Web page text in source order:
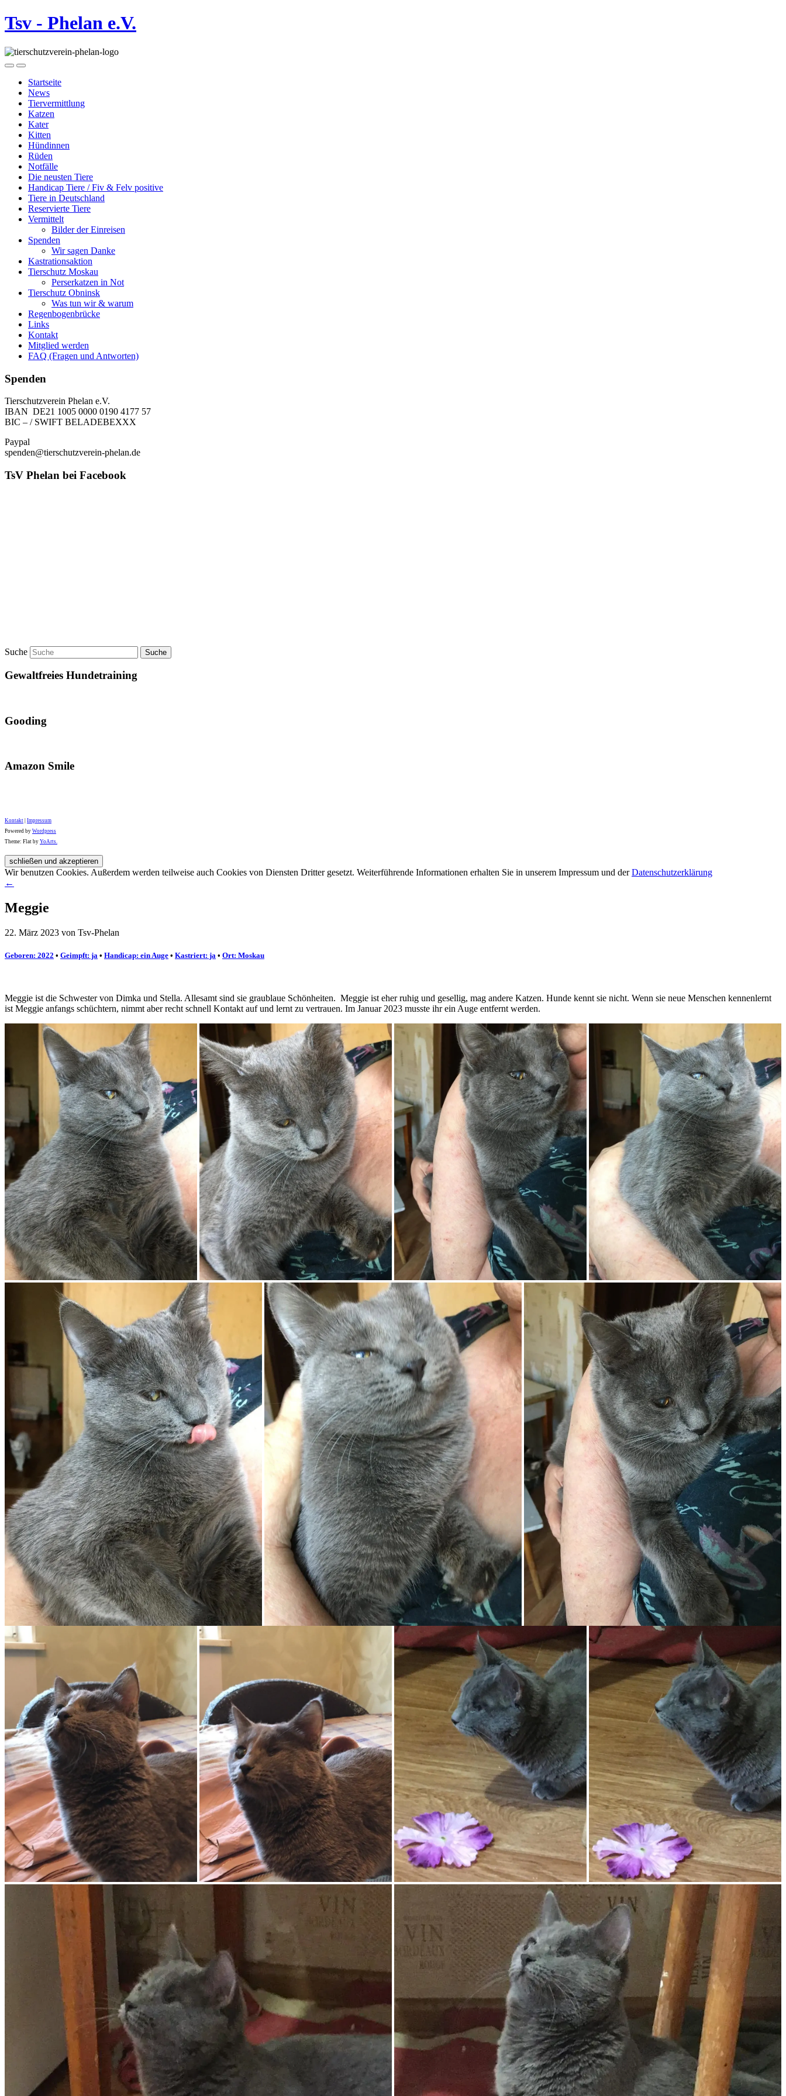
Tsv - Phelan e.V.
Startseite
News
Tiervermittlung
Katzen
Kater
Kitten
Hündinnen
Rüden
Notfälle
Die neusten Tiere
Handicap Tiere / Fiv & Felv positive
Tiere in Deutschland
Reservierte Tiere
Vermittelt
Bilder der Einreisen
Spenden
Wir sagen Danke
Kastrationsaktion
Tierschutz Moskau
Perserkatzen in Not
Tierschutz Obninsk
Was tun wir & warum
Regenbogenbrücke
Links
Kontakt
Mitglied werden
FAQ (Fragen und Antworten)
Spenden
Tierschutzverein Phelan e.V.
IBAN DE21 1005 0000 0190 4177 57
BIC – / SWIFT BELADEBEXXX
Paypal
spenden@tierschutzverein-phelan.de
TsV Phelan bei Facebook
Suche
Gewaltfreies Hundetraining
Gooding
Amazon Smile
Kontakt Impressum
Powered by Wordpress
Theme: Flat by YoArts.
Wir benutzen Cookies. Außerdem werden teilweise auch Cookies von Diensten Dritter gesetzt. Weiterführende Informationen erhalten Sie in unserem Impressum und derDatenschutzerklärung
←
Meggie
22. März 2023 von Tsv-Phelan
Geboren: 2022 • Geimpft: ja • Handicap: ein Auge • Kastriert: ja • Ort: Moskau
Meggie ist die Schwester von Dimka und Stella. Allesamt sind sie graublaue Schönheiten. Meggie ist eher ruhig und gesellig, mag andere Katzen. Hunde kennt sie nicht. Wenn sie neue Menschen kennenlernt
ist Meggie anfangs schüchtern, nimmt aber recht schnell Kontakt auf und lernt zu vertrauen. Im Januar 2023 musste ihr ein Auge entfernt werden.